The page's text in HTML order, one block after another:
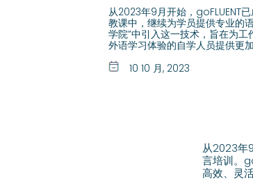
México (Español)
日本
한국
从2023年9月开始，goFLUENT
教课中，继续为学员提供专业的
学院”中引入这一技术，旨在为
外语学习体验的自学人员提供更
10 10 月, 2023
从2023年
言培训。
高效、灵